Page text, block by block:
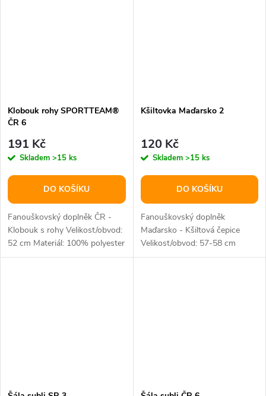
Klobouk rohy SPORTTEAM®
ČR 6
191 Kč
Skladem >15 ks
DO KOŠÍKU
Fanouškovský doplněk ČR -
Klobouk s rohy Velikost/obvod:
52 cm Materiál: 100% polyester
Kšiltovka Maďarsko 2
120 Kč
Skladem >15 ks
DO KOŠÍKU
Fanouškovský doplněk
Maďarsko - Kšiltová čepice
Velikost/obvod: 57-58 cm
Materiál: 100% bavlna